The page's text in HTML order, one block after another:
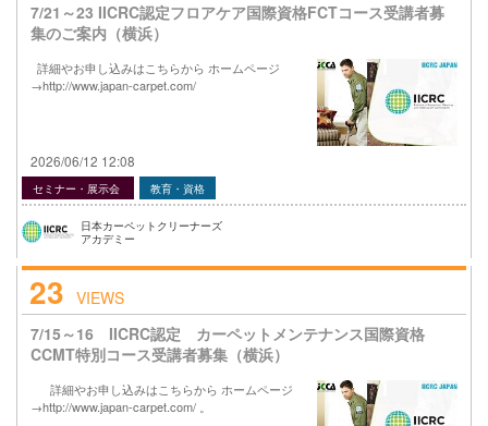
7/21～23 IICRC認定フロアケア国際資格FCTコース受講者募
集のご案内（横浜）
詳細やお申し込みはこちらから ホームページ
→http://www.japan-carpet.com/
2026/06/12 12:08
セミナー・展示会 教育・資格
日本カーペットクリーナーズ
アカデミー
23 VIEWS
7/15～16 IICRC認定 カーペットメンテナンス国際資格
CCMT特別コース受講者募集（横浜）
詳細やお申し込みはこちらから ホームページ
→http://www.japan-carpet.com/ 。